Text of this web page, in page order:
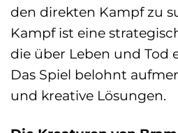
den direkten Kampf zu
Kampf ist eine
die über Leben und Tod
Das Spiel belohnt
und kreative Lösungen.